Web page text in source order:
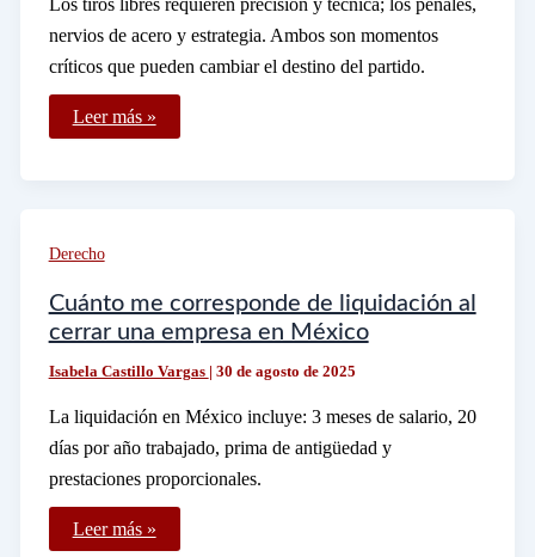
Los tiros libres requieren precisión y técnica; los penales,
nervios de acero y estrategia. Ambos son momentos
críticos que pueden cambiar el destino del partido.
Cómo
se
penales
en
fútbol
Leer más »
Derecho
Cuánto me corresponde de liquidación al
cerrar una empresa en México
Isabela Castillo Vargas | 30 de agosto de 2025
La liquidación en México incluye: 3 meses de salario, 20
días por año trabajado, prima de antigüedad y
prestaciones proporcionales.
Cuánto
me
Leer más »